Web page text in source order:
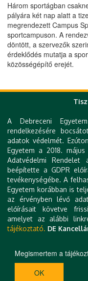
Három sportágban
pályára két nap alatt a
megrendezett Campus
sportcampuson. A
döntött, a szervezők
érdeklődés mutatja a
közösségépítő erejét.
‹ előző
110
111 112
Gyorslinkek
DE telefonkönyv
e-Organogram
Hibabejelentés
Technikai információk
Kapcsolat
H-4032 DEBRECEN,
A Debreceni
rendelkezésére
adatok védelmét.
Egyetem a 2018.
Adatvédelmi Rendelet
beépítette a GDPR
tevékenységébe. A
Egyetem korábban is
az érvényben lévő
előírásait követve
amelyet az alábbi
tájékoztató. DE
Megismertem a
OK